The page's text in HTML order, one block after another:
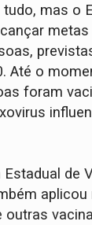
mas o
Até o
foram
de
outras